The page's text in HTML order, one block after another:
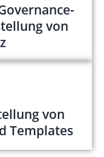
von
von
Templates